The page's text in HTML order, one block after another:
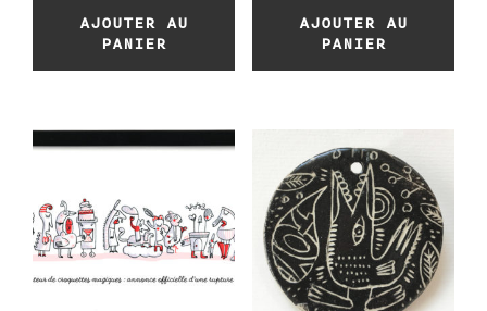
AJOUTER AU
PANIER
AJOUTER AU
PANIER